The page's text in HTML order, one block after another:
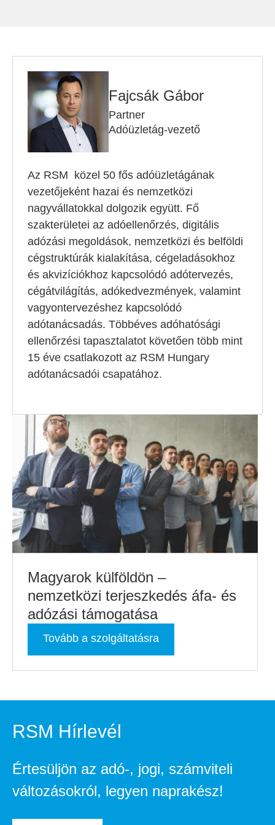
Magyarok külföldön –
nemzetközi terjeszkedés áfa- és
adózási támogatása
Tovább a szolgáltatásra
Fajcsák Gábor
Partner
Adóüzletág-vezető
Az RSM közel 50 fős adóüzletágának
vezetőjeként hazai és nemzetközi
nagyvállatokkal dolgozik együtt. Fő
szakterületei az adóellenőrzés, digitális
adózási megoldások, nemzetközi és belföldi
cégstruktúrák kialakítása, cégeladásokhoz
és akvizíciókhoz kapcsolódó adótervezés,
cégátvilágítás, adókedvezmények, valamint
vagyontervezéshez kapcsolódó
adótanácsadás. Többéves adóhatósági
ellenőrzési tapasztalatot követően több mint
15 éve csatlakozott az RSM Hungary
adótanácsadói csapatához.
RSM Hírlevél
Értesüljön az adó-, jogi, számviteli
változásokról, legyen naprakész!